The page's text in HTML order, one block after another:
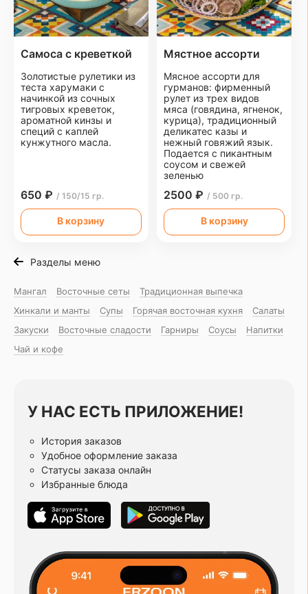
Самоса с креветкой
Золотистые рулетики из
теста харумаки с
начинкой из сочных
тигровых креветок,
ароматной кинзы и
специй с каплей
кунжутного масла.
650 ₽ / 150/15 гр.
В корзину
Мястное ассорти
Мясное ассорти для
гурманов: фирменный
рулет из трех видов
мяса (говядина, ягненок,
курица), традиционный
деликатес казы и
нежный говяжий язык.
Подается с пикантным
соусом и свежей
зеленью
2500 ₽ / 500 гр.
В корзину
Разделы меню
Мангал Восточные сеты
Традиционная выпечка
Хинкали и манты
Супы Горячая восточная куxня
Салаты
Закуски
Восточные сладости Гарниры Соусы
Напитки
Чай и кофе
У НАС ЕСТЬ ПРИЛОЖЕНИЕ!
История заказов
Удобное оформление заказа
Статусы заказа онлайн
Избранные блюда